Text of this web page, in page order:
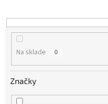
u
k
Na sklade 0
Značky